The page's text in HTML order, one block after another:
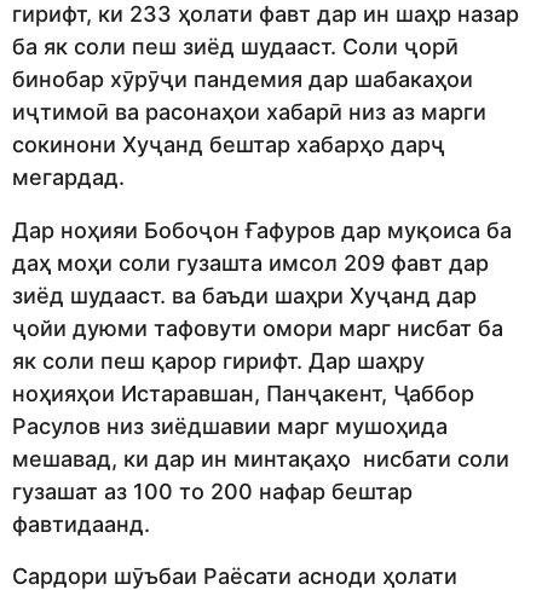
гирифт, ки 233 ҳолати фавт дар ин шаҳр назар
ба як соли пеш зиёд шудааст. Соли ҷорӣ
бинобар хӯрӯҷи пандемия дар шабакаҳои
иҷтимоӣ ва расонаҳои хабарӣ низ аз марги
сокинони Хуҷанд бештар хабарҳо дарҷ
мегардад.
Дар ноҳияи Бобоҷон Ғафуров дар муқоиса ба
даҳ моҳи соли гузашта имсол 209 фавт дар
зиёд шудааст. ва баъди шаҳри Хуҷанд дар
ҷойи дуюми тафовути омори марг нисбат ба
як соли пеш қарор гирифт. Дар шаҳру
ноҳияҳои Истаравшан, Панҷакент, Ҷаббор
Расулов низ зиёдшавии марг мушоҳида
мешавад, ки дар ин минтақаҳо нисбати соли
гузашат аз 100 то 200 нафар бештар
фавтидаанд.
Сардори шӯъбаи Раёсати асноди ҳолати